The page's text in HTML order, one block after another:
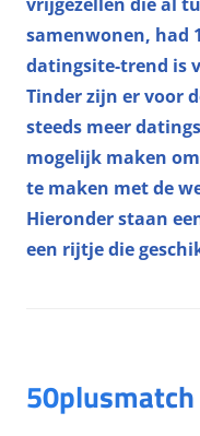
samenwonen, had
datingsite-trend is
Tinder zijn er voor
steeds meer
mogelijk maken
te maken met de
Hieronder staan
een rijtje die
50plusmatch